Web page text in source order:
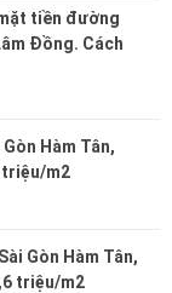
tiền đường
Đồng. Cách
Hàm Tân,
triệu/m2
Gòn Hàm Tân,
triệu/m2